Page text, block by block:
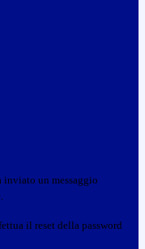
inviato un messaggio
il reset della password